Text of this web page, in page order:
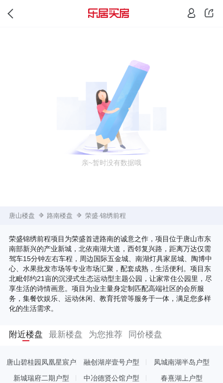
亲~暂时没有数据哦
唐山楼盘 路南楼盘 荣盛·锦绣前程
荣盛锦绣前程项目为荣盛首进路南的诚意之作，项目位于唐山市东
南部新兴的产业新城，北依南湖大道，西邻复兴路，距离万达仅需
驾车15分钟左右车程，周边国际五金城、南湖灯具家居城、陶博中
心、水果批发市场等专业市场汇聚，配套成熟，生活便利。项目东
北毗邻约21亩的沉浸式生态运动型主题公园，让家常住公园里，尽
享生活的诗情画意。项目为业主量身定制匹配高端社区的会所服
务，集餐饮娱乐、运动休闲、教育托管等服务于一体，满足您多样
化的生活需求。
附近楼盘 最新楼盘 为您推荐 同价楼盘
唐山碧桂园凤凰星宸户
融创湖岸壹号户型 凤城南湖半岛户型
新城瑞府二期户型 中冶德贤公馆户型 春熹湖上户型